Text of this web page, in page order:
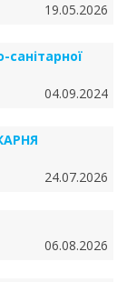
19.05.2026
04.09.2024
24.07.2026
06.08.2026